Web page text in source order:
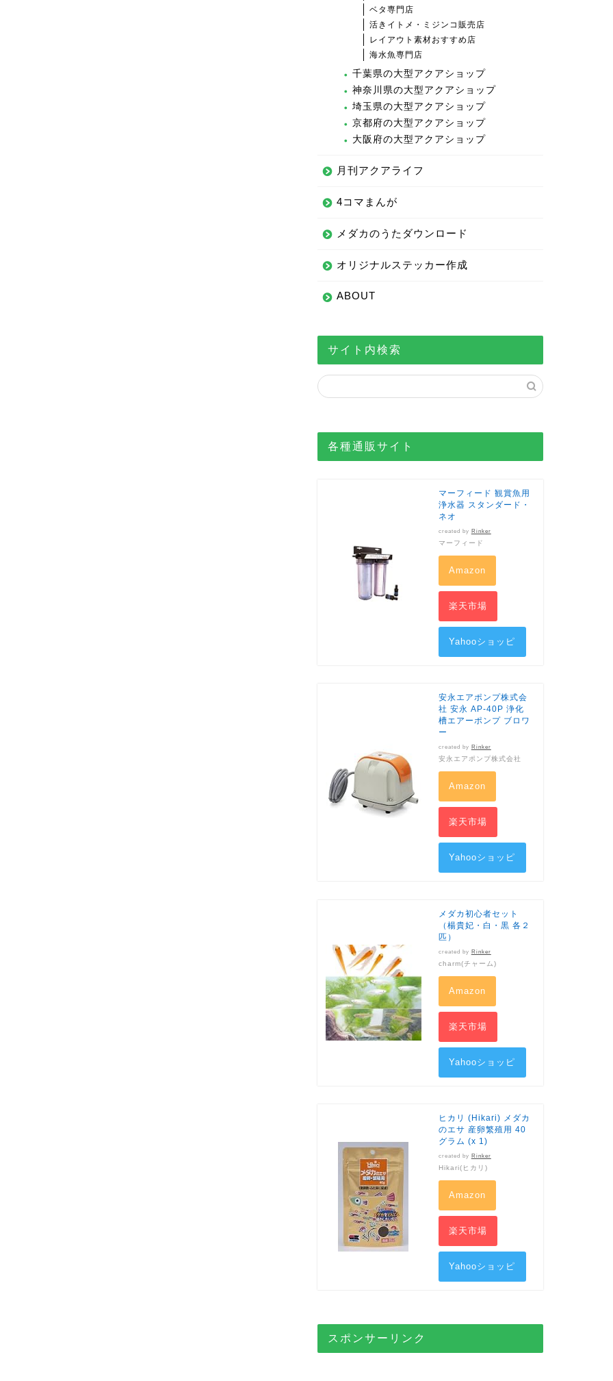
ベタ専門店
活きイトメ・ミジンコ販売店
レイアウト素材おすすめ店
海水魚専門店
千葉県の大型アクアショップ
神奈川県の大型アクアショップ
埼玉県の大型アクアショップ
京都府の大型アクアショップ
大阪府の大型アクアショップ
月刊アクアライフ
4コマまんが
メダカのうたダウンロード
オリジナルステッカー作成
ABOUT
サイト内検索
各種通販サイト
マーフィード 観賞魚用
浄水器 スタンダード・
ネオ
created by Rinker
マーフィード
Amazon
楽天市場
Yahooショッピ
安永エアポンプ株式会
社 安永 AP-40P 浄化
槽エアーポンプ ブロワ
ー
created by Rinker
安永エアポンプ株式会社
Amazon
楽天市場
Yahooショッピ
メダカ初心者セット
（楊貴妃・白・黒 各２
匹）
created by Rinker
charm(チャーム)
Amazon
楽天市場
Yahooショッピ
ヒカリ (Hikari) メダカ
のエサ 産卵繁殖用 40
グラム (x 1)
created by Rinker
Hikari(ヒカリ)
Amazon
楽天市場
Yahooショッピ
スポンサーリンク